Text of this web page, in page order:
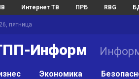
Интернет ТВ ПРБ RBG
пятница
Информ
Экономика